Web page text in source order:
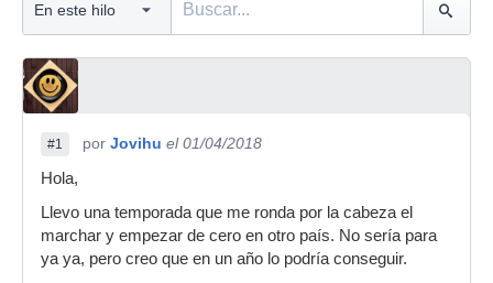
#1 por Jovihu el 01/04/2018
Hola,
Llevo una temporada que me ronda por la cabeza el
marchar y empezar de cero en otro país. No sería para
ya ya, pero creo que en un año lo podría conseguir.